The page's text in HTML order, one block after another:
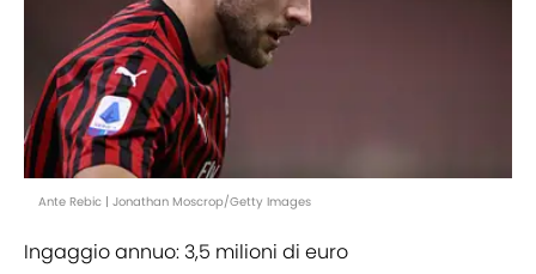
Ante Rebic | Jonathan Moscrop/Getty Images
Ingaggio annuo: 3,5 milioni di euro